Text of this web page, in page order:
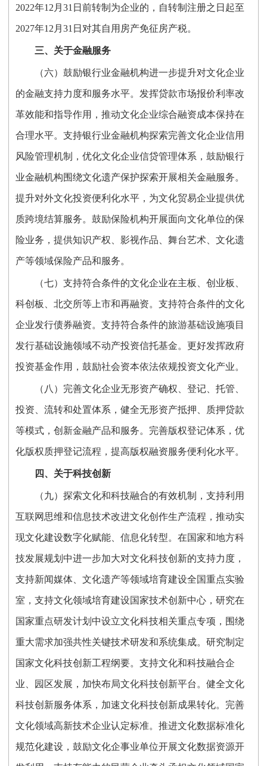
2022年12月31日前转制为企业的，自转制注册之日起至
2027年12月31日对其自用房产免征房产税。
三、关于金融服务
（六）鼓励银行业金融机构进一步提升对文化企业
的金融支持力度和服务水平。发挥贷款市场报价利率改
革效能和指导作用，推动文化企业综合融资成本保持在
合理水平。支持银行业金融机构探索完善文化企业信用
风险管理机制，优化文化企业信贷管理体系，鼓励银行
业金融机构围绕文化遗产保护探索开展相关金融服务。
提升对外文化投资便利化水平，为文化贸易企业提供优
质跨境结算服务。鼓励保险机构开展面向文化单位的保
险业务，提供知识产权、影视作品、舞台艺术、文化遗
产等领域保险产品和服务。
（七）支持符合条件的文化企业在主板、创业板、
科创板、北交所等上市和再融资。支持符合条件的文化
企业发行债券融资。支持符合条件的旅游基础设施项目
发行基础设施领域不动产投资信托基金。更好发挥政府
投资基金作用，鼓励社会资本依法依规投资文化产业。
（八）完善文化企业无形资产确权、登记、托管、
投资、流转和处置体系，健全无形资产抵押、质押贷款
等模式，创新金融产品和服务。完善版权登记体系，优
化版权质押登记流程，提高版权融资服务便利化水平。
四、关于科技创新
（九）探索文化和科技融合的有效机制，支持利用
互联网思维和信息技术改进文化创作生产流程，推动实
现文化建设数字化赋能、信息化转型。在国家和地方科
技发展规划中进一步加大对文化科技创新的支持力度，
支持新闻媒体、文化遗产等领域培育建设全国重点实验
室，支持文化领域培育建设国家技术创新中心，研究在
国家重点研发计划中设立文化科技相关重点专项，围绕
重大需求加强共性关键技术研发和系统集成。研究制定
国家文化科技创新工程纲要。支持文化和科技融合企
业、园区发展，加快布局文化科技创新平台。健全文化
科技创新服务体系，加速文化科技创新成果转化。完善
文化领域高新技术企业认定标准。推进文化数据标准化
规范化建设，鼓励文化企事业单位开展文化数据资源开